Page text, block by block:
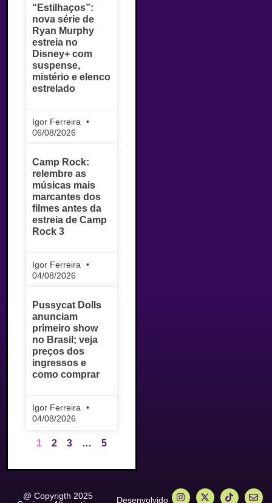
“Estilhaços”:
nova série de
Ryan Murphy
estreia no
Disney+ com
suspense,
mistério e elenco
estrelado
Igor Ferreira
06/08/2026
Camp Rock:
relembre as
músicas mais
marcantes dos
filmes antes da
estreia de Camp
Rock 3
Igor Ferreira
04/08/2026
Pussycat Dolls
anunciam
primeiro show
no Brasil; veja
preços dos
ingressos e
como comprar
Igor Ferreira
04/08/2026
1 2 3 … 5
@ Copyrigth 2025
Desenvolvido